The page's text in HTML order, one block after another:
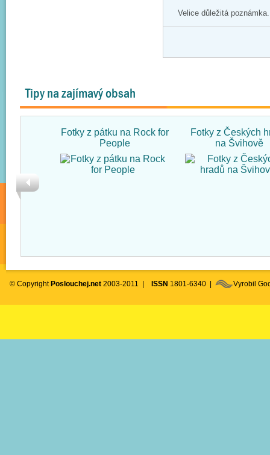
Velice důležitá
Tipy na zajímavý obsah
Fotky z pátku na Rock for
People
Fotky z Českých
na Švihově
© Copyright Poslouchej.net 2003-2011 | ISSN 1801-6340 | Vyrobil